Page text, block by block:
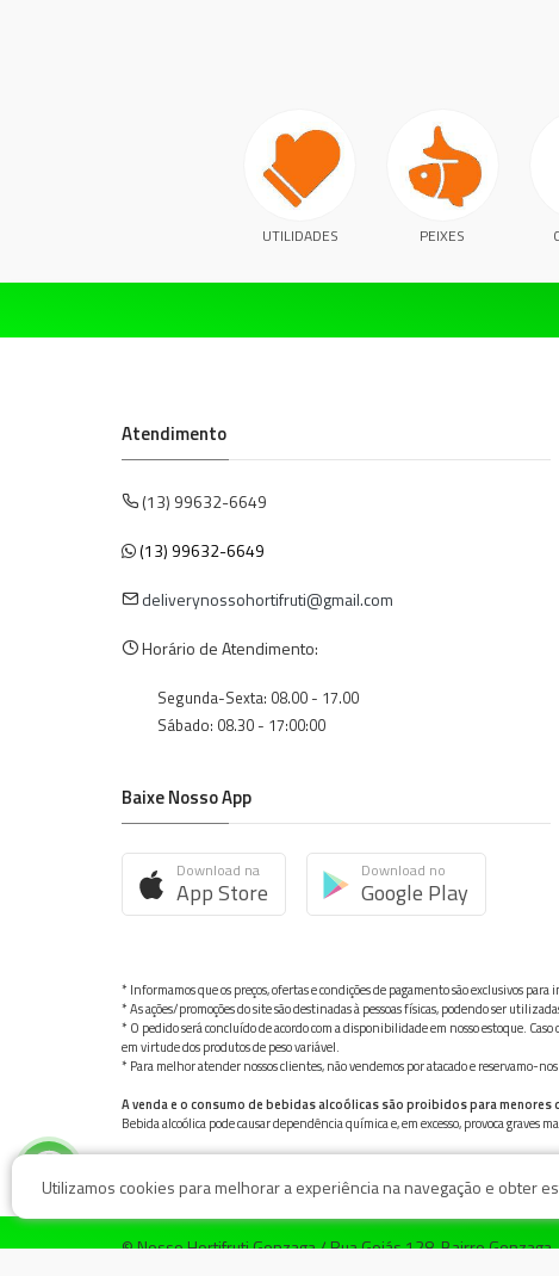
UTILIDADES PEIXES
Atendimento
(13) 99632-6649
(13) 99632-6649
deliverynossohortifruti@gmail.com
Horário de Atendimento:
Segunda-Sexta: 08.00 - 17.00
Sábado: 08.30 - 17:00:00
Baixe Nosso App
Download na
App Store
Download no
Google Play
* Informamos que os preços, ofertas e condições de pagamento são exclusivos
* As ações/promoções do site são destinadas à pessoas físicas, podendo ser
* O pedido será concluído de acordo com a disponibilidade em nosso estoque.
em virtude dos produtos de peso variável.
* Para melhor atender nossos clientes, não vendemos por atacado e reservamo-
A venda e o consumo de bebidas alcoólicas são proibidos para menores
Bebida alcoólica pode causar dependência química e, em excesso, provoca graves
© Nosso Hortifruti Gonzaga / Rua Goiás 128, Bairro
Utilizamos cookies para melhorar a experiência na navegação e obter